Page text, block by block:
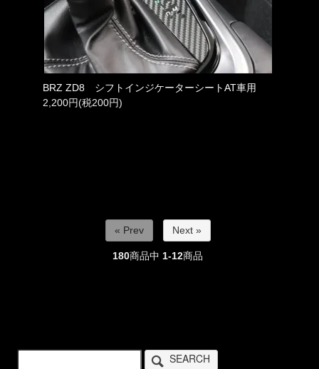
BRZ ZD8 シフトインジケーターシートAT車用
2,200円(税200円)
« Prev Next »
180商品中 1-12商品
SEARCH